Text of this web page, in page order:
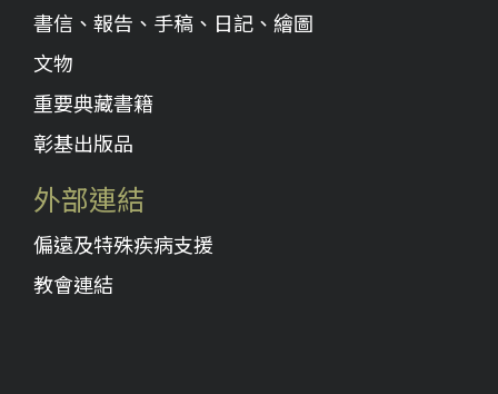
書信、報告、手稿、日記、繪圖
文物
重要典藏書籍
彰基出版品
外部連結
偏遠及特殊疾病支援
教會連結